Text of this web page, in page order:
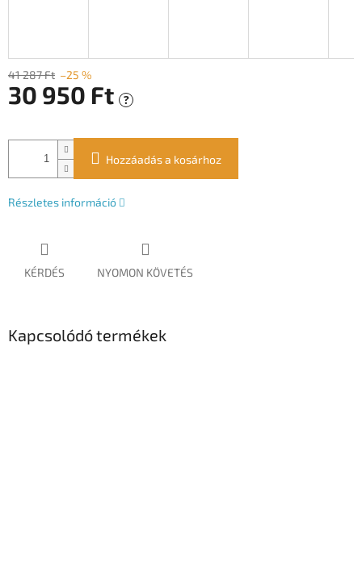
41 287 Ft –25 %
30 950 Ft ?
Hozzáadás a kosárhoz
Részletes információ
KÉRDÉS NYOMON KÖVETÉS
Kapcsolódó termékek